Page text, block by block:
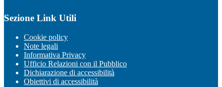
Sezione Link Utili
Cookie policy
Note legali
Informativa Privacy
Ufficio Relazioni con il Pubblico
Dichiarazione di accessibilità
Obiettivi di accessibilità